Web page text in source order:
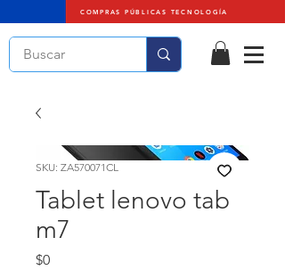
COMPRAS PÚBLICAS TECNOLOGÍA
SKU: ZA570071CL
Tablet lenovo tab
m7
$0Precio